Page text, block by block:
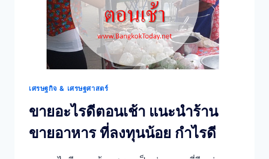
เช้า
เศรษฐกิจ & เศรษฐศาสตร์
ขายอะไรดีตอนเช้า แนะนำร้าน
ขายอาหาร ที่ลงทุนน้อย กำไรดี